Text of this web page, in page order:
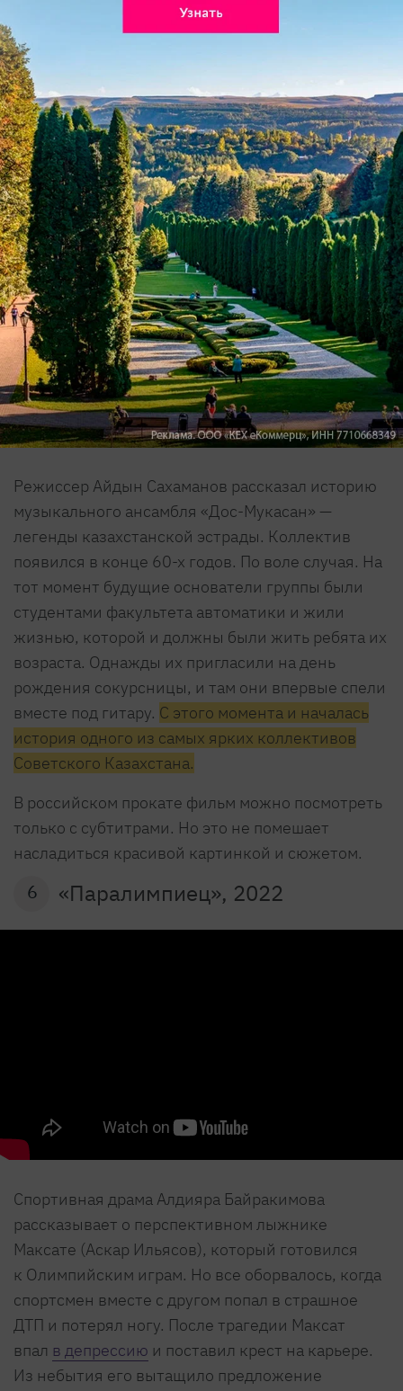
Алматинской области. После поимки его
признали невменяемым и заключили в
психиатрическую клинику, откуда он сбежал в
1989 году. Поиски беглеца длились два года. В
1991-м его снова поймали, в настоящее время
Джумангалиев находится в тюрьме.
5 «Дос-Мукасан», 2021
Режиссер Айдын Сахаманов рассказал историю
музыкального ансамбля «Дос-Мукасан» —
легенды казахстанской эстрады. Коллектив
появился в конце 60-х годов. По воле случая. На
тот момент будущие основатели группы были
студентами факультета автоматики и жили
жизнью, которой и должны были жить ребята их
возраста. Однажды их пригласили на день
рождения сокурсницы, и там они впервые спели
вместе под гитару. С этого момента и началась
история одного из самых ярких коллективов
Советского Казахстана.
В российском прокате фильм можно посмотреть
только с субтитрами. Но это не помешает
насладиться красивой картинкой и сюжетом.
6 «Паралимпиец», 2022
Спортивная драма Алдияра Байракимова
рассказывает о перспективном лыжнике
Максате (Аскар Ильясов), который готовился
к Олимпийским играм. Но все оборвалось, когда
спортсмен вместе с другом попал в страшное
ДТП и потерял ногу. После трагедии Максат
впал в депрессию и поставил крест на карьере.
Из небытия его вытащило предложение